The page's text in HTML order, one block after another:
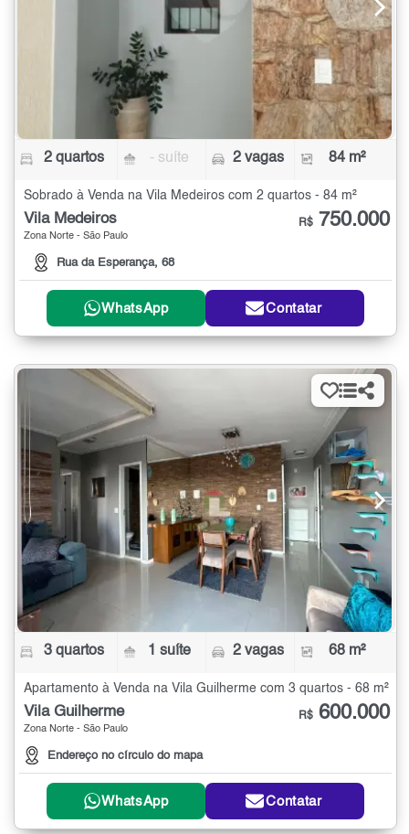
2 quartos - suíte 2 vagas 84 m²
Sobrado à Venda na Vila Medeiros com 2 quartos - 84 m²
Vila Medeiros
Zona Norte - São Paulo
Rua da Esperança, 68
R$ 750.000
WhatsApp Contatar
3 quartos 1 suíte 2 vagas 68 m²
Apartamento à Venda na Vila Guilherme com 3 quartos - 68 m²
Vila Guilherme
Zona Norte - São Paulo
Endereço no círculo do mapa
R$ 600.000
WhatsApp Contatar